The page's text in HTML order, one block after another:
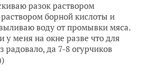
разок раствором
борной кислоты и
воду от промывки мяса.
меня на окне разве что для
радовало, да 7-8 огурчиков